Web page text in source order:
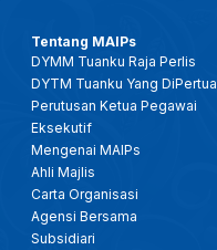
Tentang MAIPs
DYMM Tuanku Raja Perlis
DYTM Tuanku Yang DiPertua
Perutusan Ketua Pegawai
Eksekutif
Mengenai MAIPs
Ahli Majlis
Carta Organisasi
Agensi Bersama
Subsidiari